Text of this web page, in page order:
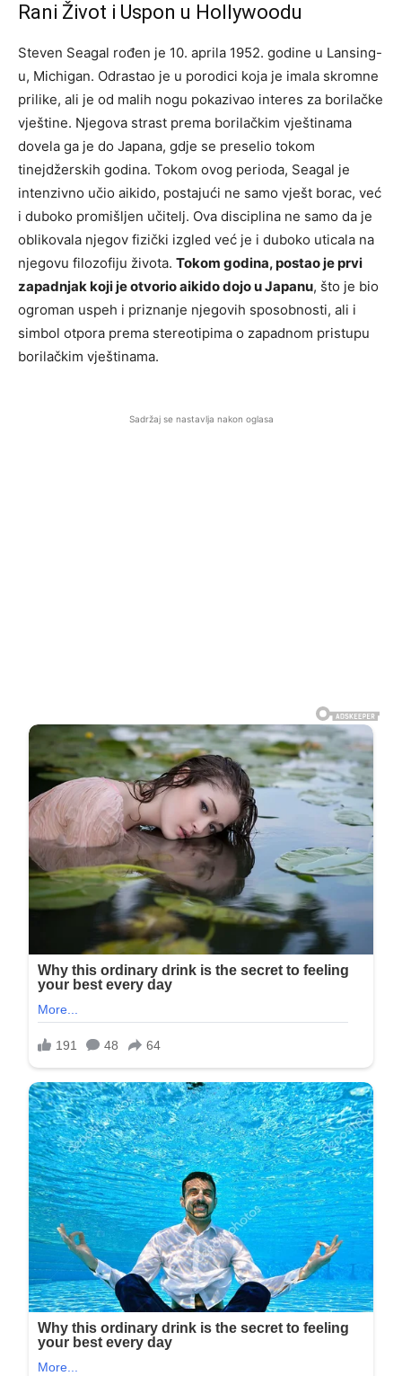
Rani Život i Uspon u Hollywoodu
Steven Seagal rođen je 10. aprila 1952. godine u Lansing-
u, Michigan. Odrastao je u porodici koja je imala skromne
prilike, ali je od malih nogu pokazivao interes za borilačke
vještine. Njegova strast prema borilačkim vještinama
dovela ga je do Japana, gdje se preselio tokom
tinejdžerskih godina. Tokom ovog perioda, Seagal je
intenzivno učio aikido, postajući ne samo vješt borac, već
i duboko promišljen učitelj. Ova disciplina ne samo da je
oblikovala njegov fizički izgled već je i duboko uticala na
njegovu filozofiju života. Tokom godina, postao je prvi
zapadnjak koji je otvorio aikido dojo u Japanu, što je bio
ogroman uspeh i priznanje njegovih sposobnosti, ali i
simbol otpora prema stereotipima o zapadnom pristupu
borilačkim vještinama.
Sadržaj se nastavlja nakon oglasa